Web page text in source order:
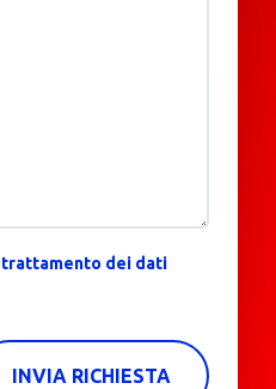
trattamento dei dati
INVIA RICHIESTA